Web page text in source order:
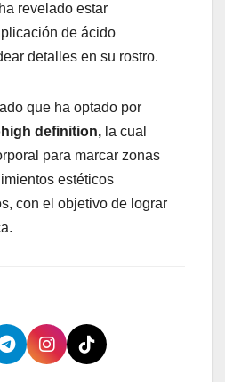
revelado estar
de ácido
detalles en su rostro.
que ha optado por
definition, la cual
para marcar zonas
estéticos
con el objetivo de lograr